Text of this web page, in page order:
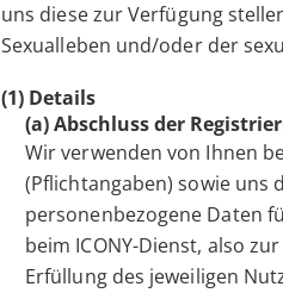
uns diese zur Verfügung
Sexualleben und/oder der
(1) Details
(a) Abschluss der
Wir verwenden von Ihnen
(Pflichtangaben) sowie uns
personenbezogene Daten
beim ICONY-Dienst, also
Erfüllung des jeweiligen